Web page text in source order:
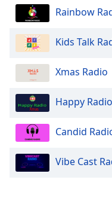
Rainbow
Kids Talk
Xmas Radio
Happy
Candid
Vibe Cast